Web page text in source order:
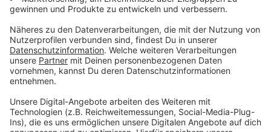
Anzeige
Nein, Amy Winehouse ist nicht auferstanden - hier
spielt Mark Ronson gemeinsam mit der tollen RAYE.